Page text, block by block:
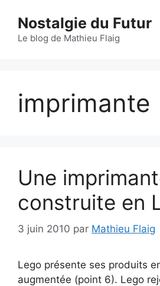
contenu
Nostalgie du Futur
Le blog de Mathieu Flaig
imprimante
Une
construite en
3 juin 2010 par Mathieu Flaig
Lego présente ses produits
augmentée (point 6). Lego